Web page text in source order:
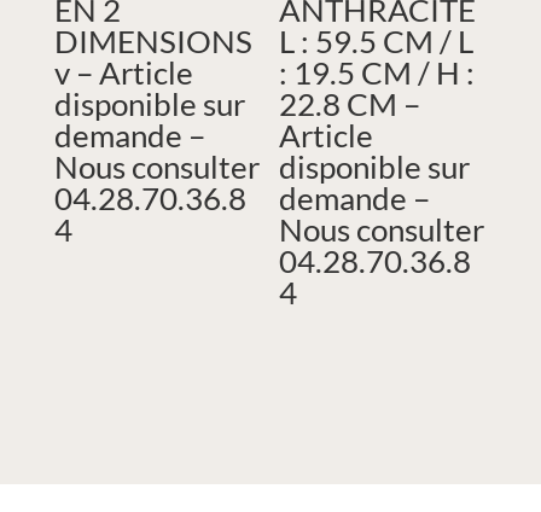
EN 2
DIMENSIONS
v – Article
disponible sur
demande –
Nous consulter
04.28.70.36.8
4
ANTHRACITE
L : 59.5 CM / L
: 19.5 CM / H :
22.8 CM –
Article
disponible sur
demande –
Nous consulter
04.28.70.36.8
4